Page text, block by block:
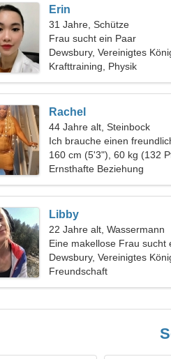
Erin
31 Jahre, Schütze
Frau sucht ein Paar
Dewsbury, Vereinigtes
Krafttraining, Physik
Rachel
44 Jahre alt, Steinbock
Ich brauche einen
160 cm (5'3"), 60 kg (132
Ernsthafte Beziehung
Libby
22 Jahre alt, Wassermann
Eine makellose Frau sucht
Dewsbury, Vereinigtes
Freundschaft